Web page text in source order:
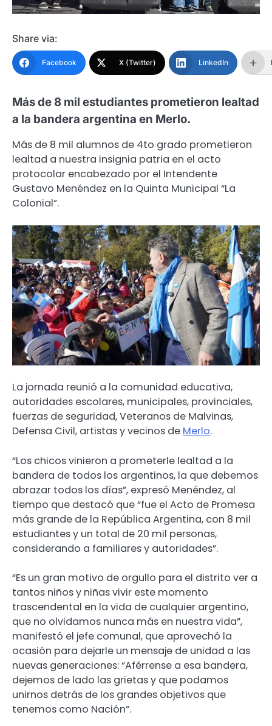
Share via:
Facebook X (Twitter) LinkedIn
Más de 8 mil estudiantes prometieron lealtad
a la bandera argentina en Merlo.
Más de 8 mil alumnos de 4to grado prometieron
lealtad a nuestra insignia patria en el acto
protocolar encabezado por el Intendente
Gustavo Menéndez en la Quinta Municipal “La
Colonial”.
La jornada reunió a la comunidad educativa,
autoridades escolares, municipales, provinciales,
fuerzas de seguridad, Veteranos de Malvinas,
Defensa Civil, artistas y vecinos de Merlo.
“Los chicos vinieron a prometerle lealtad a la
bandera de todos los argentinos, la que debemos
abrazar todos los días”, expresó Menéndez, al
tiempo que destacó que “fue el Acto de Promesa
más grande de la República Argentina, con 8 mil
estudiantes y un total de 20 mil personas,
considerando a familiares y autoridades”.
“Es un gran motivo de orgullo para el distrito ver a
tantos niños y niñas vivir este momento
trascendental en la vida de cualquier argentino,
que no olvidamos nunca más en nuestra vida”,
manifestó el jefe comunal, que aprovechó la
ocasión para dejarle un mensaje de unidad a las
nuevas generaciones: “Aférrense a esa bandera,
dejemos de lado las grietas y que podamos
unirnos detrás de los grandes objetivos que
tenemos como Nación”.